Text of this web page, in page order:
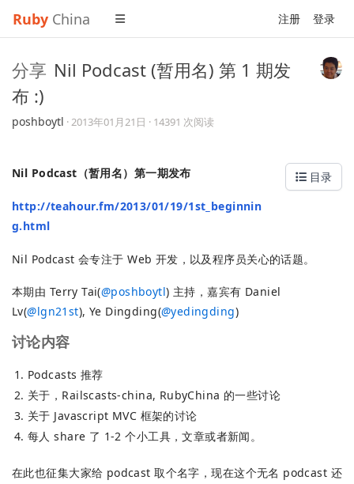
Ruby China 注册 登录
分享 Nil Podcast (暂用名) 第 1 期发
布 :)
poshboytl ·2013年01月21日 · 14391 次阅读
目录
Nil Podcast（暂用名）第一期发布
http://teahour.fm/2013/01/19/1st_beginnin
g.html
Nil Podcast 会专注于 Web 开发，以及程序员关心的话题。
本期由 Terry Tai(@poshboytl) 主持，嘉宾有 Daniel
Lv(@lgn21st), Ye Dingding(@yedingding)
讨论内容
Podcasts 推荐
关于，Railscasts-china, RubyChina 的一些讨论
关于 Javascript MVC 框架的讨论
每人 share 了 1-2 个小工具，文章或者新闻。
在此也征集大家给 podcast 取个名字，现在这个无名 podcast 还